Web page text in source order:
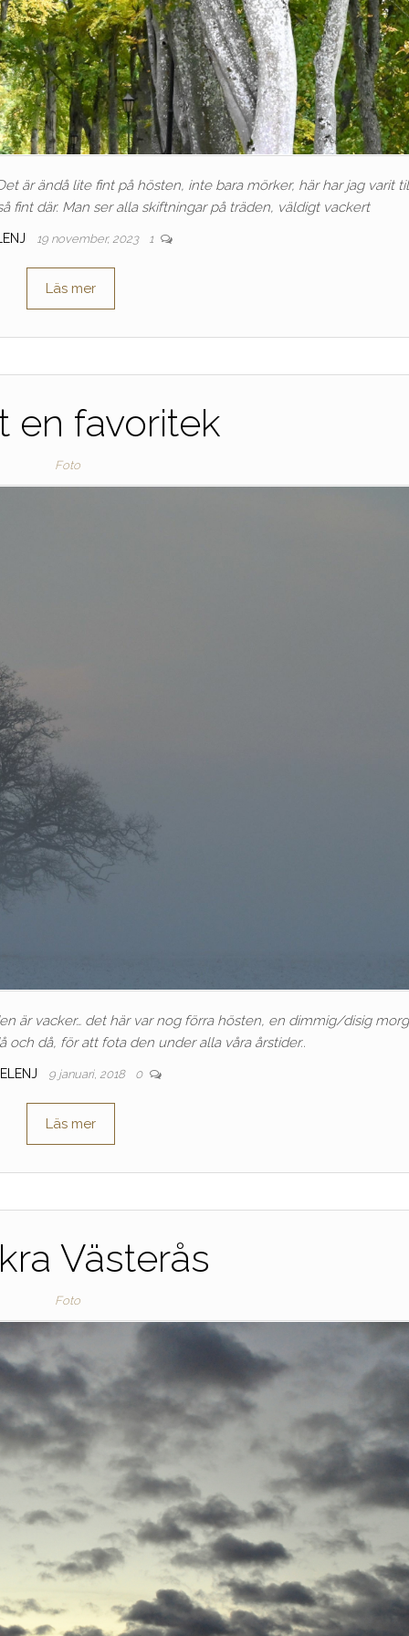
är ändå lite fint på hösten, inte bara mörker, här har jag varit
fint där. Man ser alla skiftningar på träden, väldigt vackert
19 november, 2023 1
Läs mer
en favoritek
Foto
är vacker… det här var nog förra hösten, en dimmig/disig
och då, för att fota den under alla våra årstider..
9 januari, 2018 0
Läs mer
Västerås
Foto